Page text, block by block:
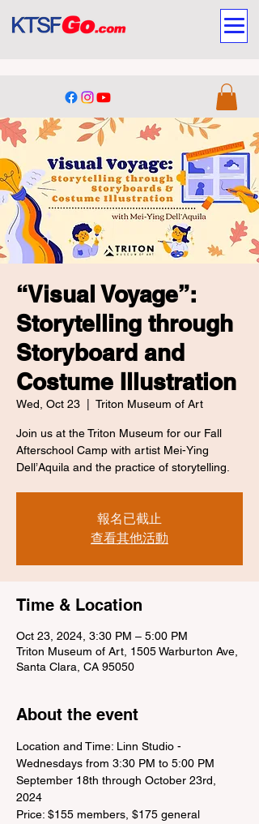
“Visual Voyage”:
Storytelling through
Storyboard and
Costume Illustration
Wed, Oct 23 Triton Museum of Art
Join us at the Triton Museum for our Fall
Afterschool Camp with artist Mei-Ying
Dell’Aquila and the practice of storytelling.
報名已截止
查看其他活動
Time & Location
Oct 23, 2024, 3:30 PM – 5:00 PM
Triton Museum of Art, 1505 Warburton Ave,
Santa Clara, CA 95050
About the event
Location and Time: Linn Studio -
Wednesdays from 3:30 PM to 5:00 PM
September 18th through October 23rd,
2024
Price: $155 members, $175 general